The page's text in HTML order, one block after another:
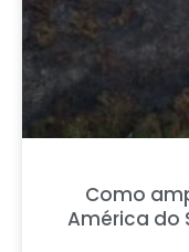
Como
América do